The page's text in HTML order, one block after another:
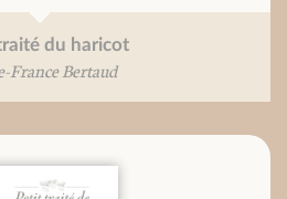
du haricot
France Bertaud